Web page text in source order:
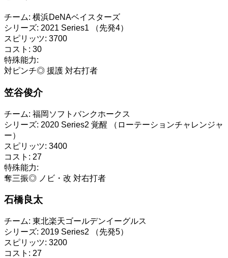
チーム: 横浜DeNAベイスターズ
シリーズ: 2021 Series1 （先発4）
スピリッツ: 3700
コスト: 30
特殊能力:
対ピンチ◎ 援護 対右打者
笠谷俊介
チーム: 福岡ソフトバンクホークス
シリーズ: 2020 Series2 覚醒 （ローテーションチャレンジャ
ー）
スピリッツ: 3400
コスト: 27
特殊能力:
奪三振◎ ノビ・改 対右打者
石橋良太
チーム: 東北楽天ゴールデンイーグルス
シリーズ: 2019 Series2 （先発5）
スピリッツ: 3200
コスト: 27